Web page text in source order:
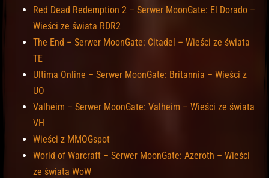
Red Dead Redemption 2 – Serwer MoonGate: El Dorado –
Wieści ze świata RDR2
The End – Serwer MoonGate: Citadel – Wieści ze świata
TE
Ultima Online – Serwer MoonGate: Britannia – Wieści z
UO
Valheim – Serwer MoonGate: Valheim – Wieści ze świata
VH
Wieści z MMOGspot
World of Warcraft – Serwer MoonGate: Azeroth – Wieści
ze świata WoW